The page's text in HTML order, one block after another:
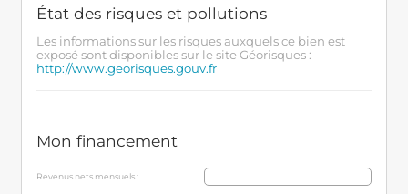
État des risques et pollutions
Les informations sur les risques auxquels ce bien est
exposé sont disponibles sur le site Géorisques :
http://www.georisques.gouv.fr
Mon financement
Revenus nets mensuels :